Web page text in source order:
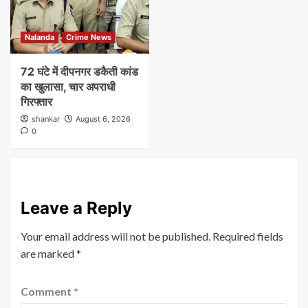
Nalanda Crime News
72 घंटे में दीपनगर डकैती कांड
का खुलासा, चार अपराधी
गिरफ्तार
shankar
August 6, 2026
0
Leave a Reply
Your email address will not be published. Required fields
are marked*
Comment *